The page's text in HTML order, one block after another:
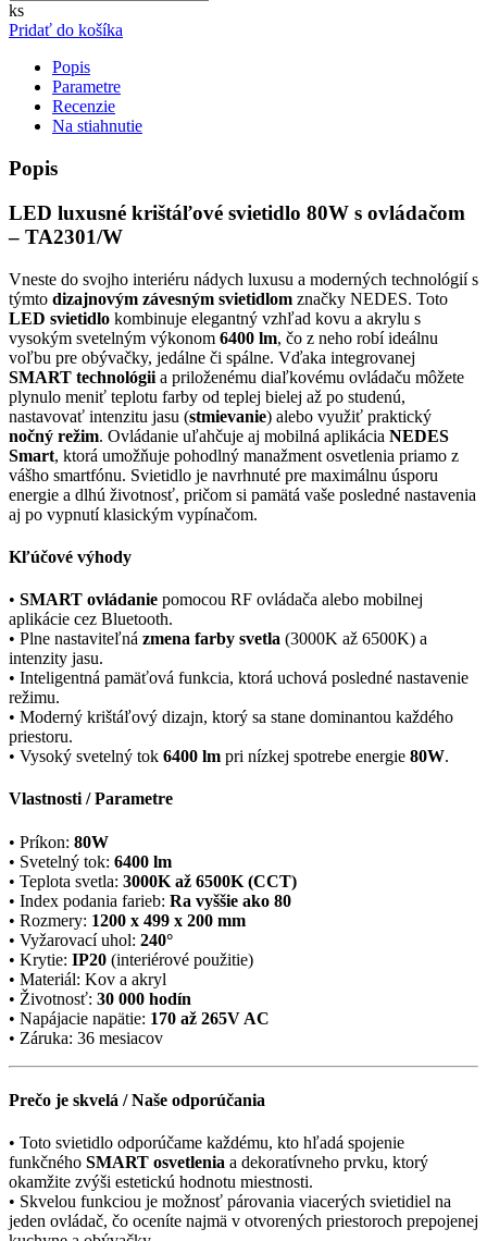
ks
Pridať do košíka
Popis
Parametre
Recenzie
Na stiahnutie
Popis
LED luxusné krištáľové svietidlo 80W s ovládačom
– TA2301/W
Vneste do svojho interiéru nádych luxusu a moderných technológií s
týmto dizajnovým závesným svietidlom značky NEDES. Toto
LED svietidlo kombinuje elegantný vzhľad kovu a akrylu s
vysokým svetelným výkonom 6400 lm, čo z neho robí ideálnu
voľbu pre obývačky, jedálne či spálne. Vďaka integrovanej
SMART technológii a priloženému diaľkovému ovládaču môžete
plynulo meniť teplotu farby od teplej bielej až po studenú,
nastavovať intenzitu jasu (stmievanie) alebo využiť praktický
nočný režim. Ovládanie uľahčuje aj mobilná aplikácia NEDES
Smart, ktorá umožňuje pohodlný manažment osvetlenia priamo z
vášho smartfónu. Svietidlo je navrhnuté pre maximálnu úsporu
energie a dlhú životnosť, pričom si pamätá vaše posledné nastavenia
aj po vypnutí klasickým vypínačom.
Kľúčové výhody
• SMART ovládanie pomocou RF ovládača alebo mobilnej
aplikácie cez Bluetooth.
• Plne nastaviteľná zmena farby svetla (3000K až 6500K) a
intenzity jasu.
• Inteligentná pamäťová funkcia, ktorá uchová posledné nastavenie
režimu.
• Moderný krištáľový dizajn, ktorý sa stane dominantou každého
priestoru.
• Vysoký svetelný tok 6400 lm pri nízkej spotrebe energie 80W.
Vlastnosti / Parametre
• Príkon: 80W
• Svetelný tok: 6400 lm
• Teplota svetla: 3000K až 6500K (CCT)
• Index podania farieb: Ra vyššie ako 80
• Rozmery: 1200 x 499 x 200 mm
• Vyžarovací uhol: 240°
• Krytie: IP20 (interiérové použitie)
• Materiál: Kov a akryl
• Životnosť: 30 000 hodín
• Napájacie napätie: 170 až 265V AC
• Záruka: 36 mesiacov
Prečo je skvelá / Naše odporúčania
• Toto svietidlo odporúčame každému, kto hľadá spojenie
funkčného SMART osvetlenia a dekoratívneho prvku, ktorý
okamžite zvýši estetickú hodnotu miestnosti.
• Skvelou funkciou je možnosť párovania viacerých svietidiel na
jeden ovládač, čo oceníte najmä v otvorených priestoroch prepojenej